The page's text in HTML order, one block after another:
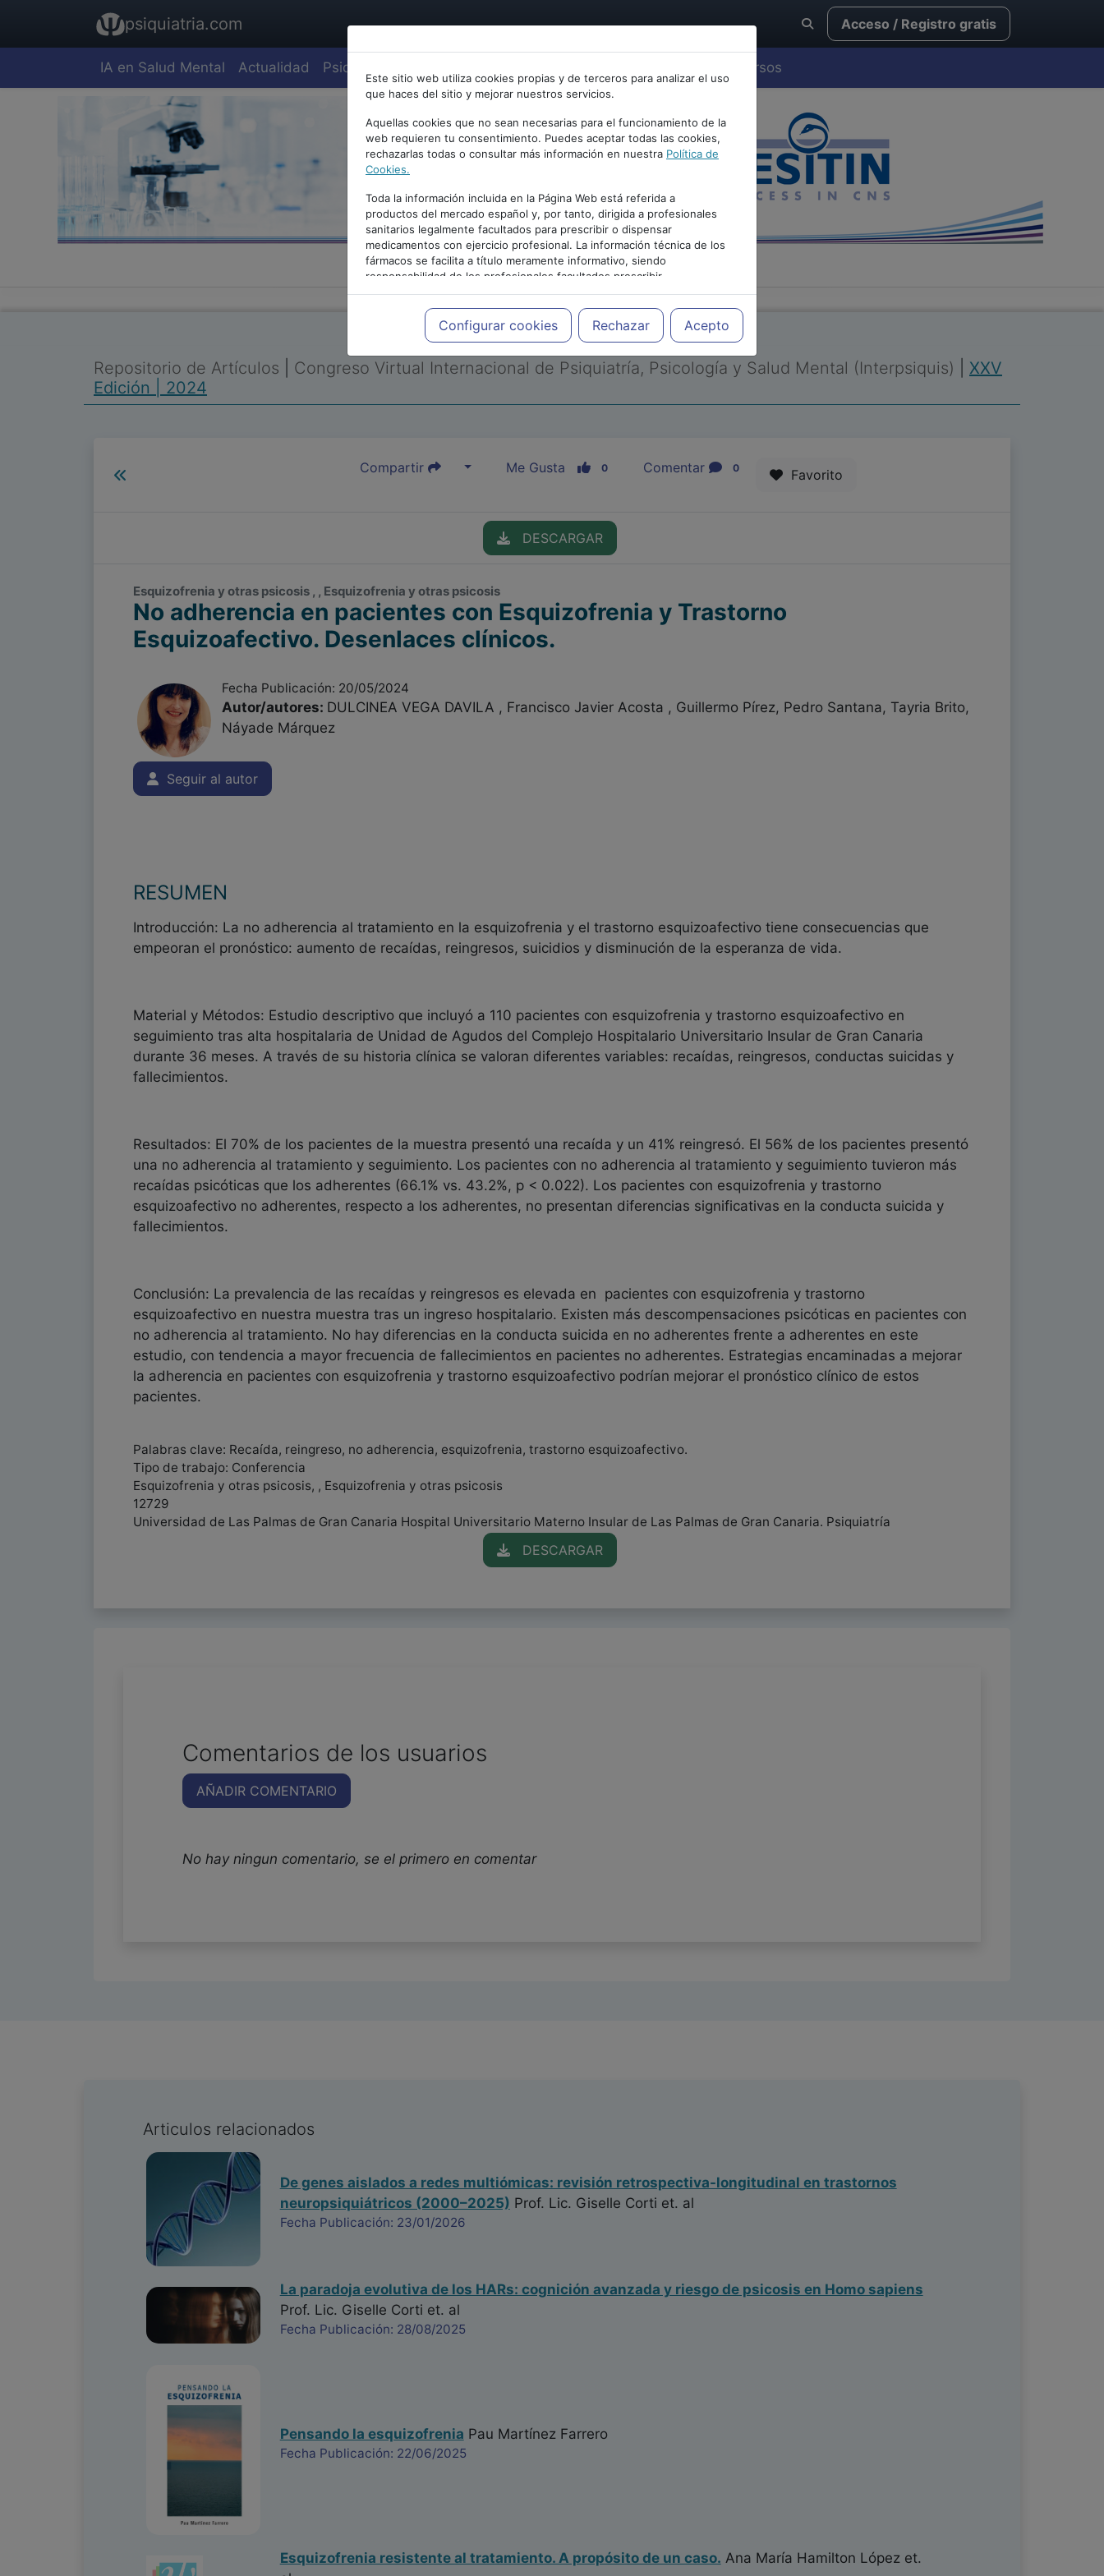
psiquiatria.com Acceso / Registro gratis
IA en Salud Mental Actualidad Psiquiatría Cursos
Este sitio web utiliza cookies propias y de terceros para analizar el uso
que haces del sitio y mejorar nuestros servicios.
Aquellas cookies que no sean necesarias para el funcionamiento de la
web requieren tu consentimiento. Puedes aceptar todas las cookies,
rechazarlas todas o consultar más información en nuestra Política de
Cookies.
Toda la información incluida en la Página Web está referida a
productos del mercado español y, por tanto, dirigida a profesionales
sanitarios legalmente facultados para prescribir o dispensar
medicamentos con ejercicio profesional. La información técnica de los
fármacos se facilita a título meramente informativo, siendo
responsabilidad de los profesionales facultados prescribir
medicamentos y decidir, en cada caso concreto, el tratamiento más
adecuado a las necesidades del paciente.
Configurar cookies Rechazar Acepto
PUBLICIDAD
Repositorio de Artículos Congreso Virtual Internacional de Psiquiatría, Psicología y Salud Mental (Interpsiquis)
XXV
Edición | 2024
Compartir Me Gusta 0 Comentar 0 Favorito
DESCARGAR
Esquizofrenia y otras psicosis , , Esquizofrenia y otras psicosis
No adherencia en pacientes con Esquizofrenia y Trastorno
Esquizoafectivo. Desenlaces clínicos.
Fecha Publicación: 20/05/2024
Autor/autores: DULCINEA VEGA DAVILA , Francisco Javier Acosta , Guillermo Pírez, Pedro Santana, Tayria Brito,
Náyade Márquez
Seguir al autor
RESUMEN
Introducción: La no adherencia al tratamiento en la esquizofrenia y el trastorno esquizoafectivo tiene consecuencias que
empeoran el pronóstico: aumento de recaídas, reingresos, suicidios y disminución de la esperanza de vida.
Material y Métodos: Estudio descriptivo que incluyó a 110 pacientes con esquizofrenia y trastorno esquizoafectivo en
seguimiento tras alta hospitalaria de Unidad de Agudos del Complejo Hospitalario Universitario Insular de Gran Canaria
durante 36 meses. A través de su historia clínica se valoran diferentes variables: recaídas, reingresos, conductas suicidas y
fallecimientos.
Resultados: El 70% de los pacientes de la muestra presentó una recaída y un 41% reingresó. El 56% de los pacientes presentó
una no adherencia al tratamiento y seguimiento. Los pacientes con no adherencia al tratamiento y seguimiento tuvieron más
recaídas psicóticas que los adherentes (66.1% vs. 43.2%, p < 0.022). Los pacientes con esquizofrenia y trastorno
esquizoafectivo no adherentes, respecto a los adherentes, no presentan diferencias significativas en la conducta suicida y
fallecimientos.
Conclusión: La prevalencia de las recaídas y reingresos es elevada en pacientes con esquizofrenia y trastorno
esquizoafectivo en nuestra muestra tras un ingreso hospitalario. Existen más descompensaciones psicóticas en pacientes con
no adherencia al tratamiento. No hay diferencias en la conducta suicida en no adherentes frente a adherentes en este
estudio, con tendencia a mayor frecuencia de fallecimientos en pacientes no adherentes. Estrategias encaminadas a mejorar
la adherencia en pacientes con esquizofrenia y trastorno esquizoafectivo podrían mejorar el pronóstico clínico de estos
pacientes.
Palabras clave: Recaída, reingreso, no adherencia, esquizofrenia, trastorno esquizoafectivo.
Tipo de trabajo: Conferencia
Esquizofrenia y otras psicosis, , Esquizofrenia y otras psicosis
12729
Universidad de Las Palmas de Gran Canaria Hospital Universitario Materno Insular de Las Palmas de Gran Canaria. Psiquiatría
DESCARGAR
Comentarios de los usuarios
AÑADIR COMENTARIO
No hay ningun comentario, se el primero en comentar
Articulos relacionados
De genes aislados a redes multiómicas: revisión retrospectiva-longitudinal en trastornos
neuropsiquiátricos (2000–2025) Prof. Lic. Giselle Corti et. al
Fecha Publicación: 23/01/2026
La paradoja evolutiva de los HARs: cognición avanzada y riesgo de psicosis en Homo sapiens
Prof. Lic. Giselle Corti et. al
Fecha Publicación: 28/08/2025
Pensando la esquizofrenia Pau Martínez Farrero
Fecha Publicación: 22/06/2025
Esquizofrenia resistente al tratamiento. A propósito de un caso. Ana María Hamilton López et.